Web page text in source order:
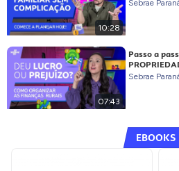
10:28
Sebrae
07:43
Passo a
Sebrae
EBOOKS